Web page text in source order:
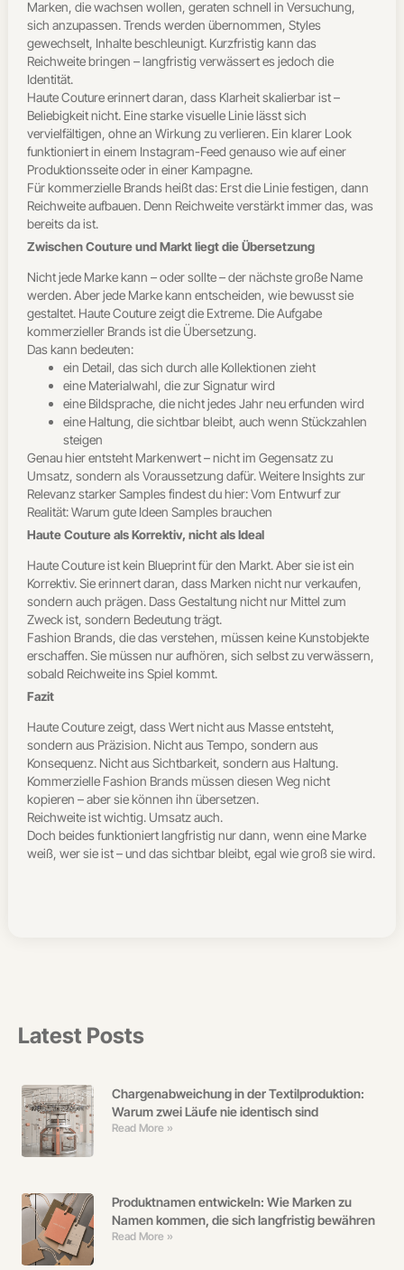
Marken, die wachsen wollen, geraten schnell in Versuchung,
sich anzupassen. Trends werden übernommen, Styles
gewechselt, Inhalte beschleunigt. Kurzfristig kann das
Reichweite bringen – langfristig verwässert es jedoch die
Identität.
Haute Couture erinnert daran, dass Klarheit skalierbar ist –
Beliebigkeit nicht. Eine starke visuelle Linie lässt sich
vervielfältigen, ohne an Wirkung zu verlieren. Ein klarer Look
funktioniert in einem Instagram-Feed genauso wie auf einer
Produktionsseite oder in einer Kampagne.
Für kommerzielle Brands heißt das: Erst die Linie festigen, dann
Reichweite aufbauen. Denn Reichweite verstärkt immer das, was
bereits da ist.
Zwischen Couture und Markt liegt die Übersetzung
Nicht jede Marke kann – oder sollte – der nächste große Name
werden. Aber jede Marke kann entscheiden, wie bewusst sie
gestaltet. Haute Couture zeigt die Extreme. Die Aufgabe
kommerzieller Brands ist die Übersetzung.
Das kann bedeuten:
ein Detail, das sich durch alle Kollektionen zieht
eine Materialwahl, die zur Signatur wird
eine Bildsprache, die nicht jedes Jahr neu erfunden wird
eine Haltung, die sichtbar bleibt, auch wenn Stückzahlen
steigen
Genau hier entsteht Markenwert – nicht im Gegensatz zu
Umsatz, sondern als Voraussetzung dafür. Weitere Insights zur
Relevanz starker Samples findest du hier: Vom Entwurf zur
Realität: Warum gute Ideen Samples brauchen
Haute Couture als Korrektiv, nicht als Ideal
Haute Couture ist kein Blueprint für den Markt. Aber sie ist ein
Korrektiv. Sie erinnert daran, dass Marken nicht nur verkaufen,
sondern auch prägen. Dass Gestaltung nicht nur Mittel zum
Zweck ist, sondern Bedeutung trägt.
Fashion Brands, die das verstehen, müssen keine Kunstobjekte
erschaffen. Sie müssen nur aufhören, sich selbst zu verwässern,
sobald Reichweite ins Spiel kommt.
Fazit
Haute Couture zeigt, dass Wert nicht aus Masse entsteht,
sondern aus Präzision. Nicht aus Tempo, sondern aus
Konsequenz. Nicht aus Sichtbarkeit, sondern aus Haltung.
Kommerzielle Fashion Brands müssen diesen Weg nicht
kopieren – aber sie können ihn übersetzen.
Reichweite ist wichtig. Umsatz auch.
Doch beides funktioniert langfristig nur dann, wenn eine Marke
weiß, wer sie ist – und das sichtbar bleibt, egal wie groß sie wird.
Latest Posts
Chargenabweichung in der Textilproduktion:
Warum zwei Läufe nie identisch sind
Read More »
Produktnamen entwickeln: Wie Marken zu
Namen kommen, die sich langfristig bewähren
Read More »